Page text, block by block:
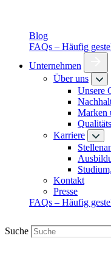
Blog
FAQs – Häufig
Unternehmen
Über uns
Unsere
Marken
Karriere
Kontakt
Presse
FAQs – Häufig
Suche